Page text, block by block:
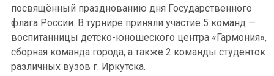
посвящённый празднованию дня Государственного
флага России. В турнире приняли участие 5 команд —
воспитанницы детско-юношеского центра «Гармония»,
сборная команда города, а также 2 команды студенток
различных вузов г. Иркутска.